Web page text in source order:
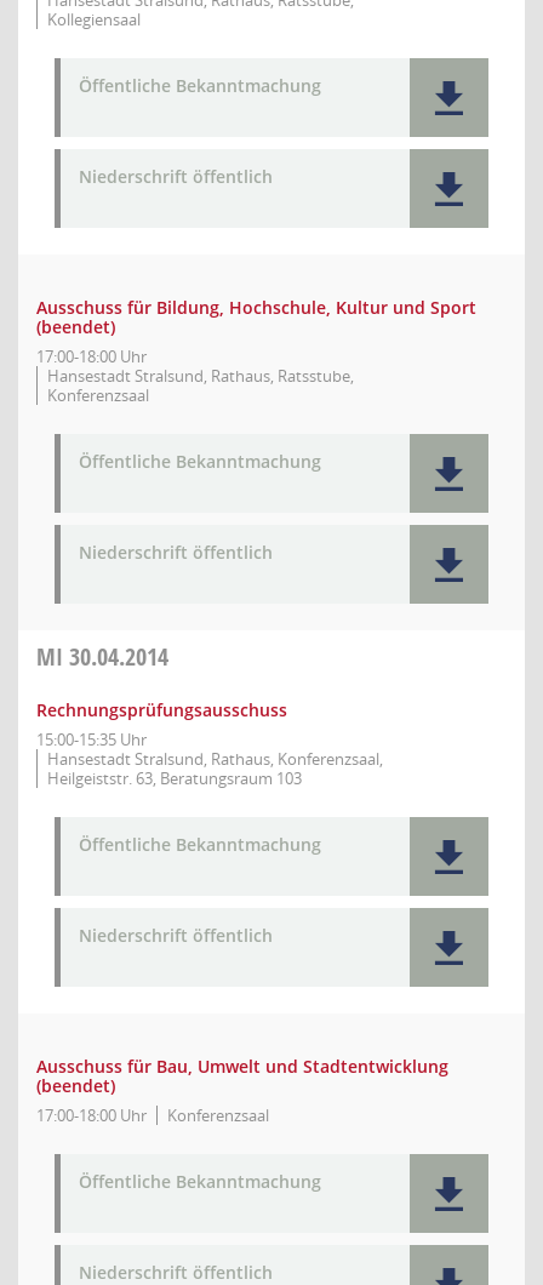
Kollegiensaal
Öffentliche Bekanntmachung
Niederschrift öffentlich
Ausschuss für Bildung, Hochschule, Kultur und Sport
(beendet)
17:00-18:00 Uhr
Hansestadt Stralsund, Rathaus, Ratsstube,
Konferenzsaal
Öffentliche Bekanntmachung
Niederschrift öffentlich
MI 30.04.2014
Rechnungsprüfungsausschuss
15:00-15:35 Uhr
Hansestadt Stralsund, Rathaus, Konferenzsaal,
Heilgeiststr. 63, Beratungsraum 103
Öffentliche Bekanntmachung
Niederschrift öffentlich
Ausschuss für Bau, Umwelt und Stadtentwicklung
(beendet)
17:00-18:00 Uhr Konferenzsaal
Öffentliche Bekanntmachung
Niederschrift öffentlich